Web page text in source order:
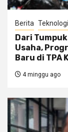
Berita Teknologi
Dari
Usaha,
Baru di TPA
4 minggu ago